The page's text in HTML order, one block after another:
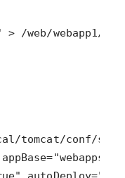
/web/webapp1/